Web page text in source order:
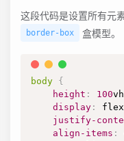
这段代码是设置所有元
border-box 盒模型。
body {
height : 100vh
display : flex
justify-
align-items :